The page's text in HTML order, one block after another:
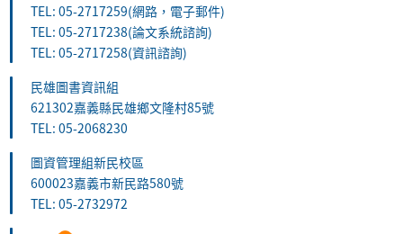
TEL: 05-2717259(網路，電子郵件)
TEL: 05-2717238(論文系統諮詢)
TEL: 05-2717258(資訊諮詢)
民雄圖書資訊組
621302嘉義縣民雄鄉文隆村85號
TEL: 05-2068230
圖資管理組新民校區
600023嘉義市新民路580號
TEL: 05-2732972